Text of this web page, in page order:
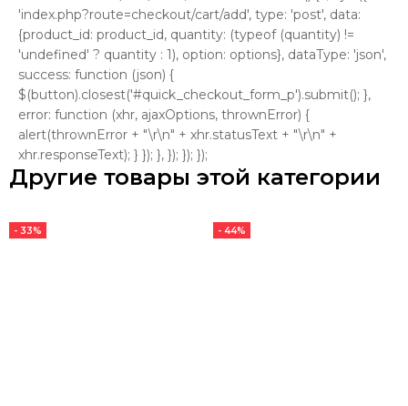
'index.php?route=checkout/cart/add', type: 'post', data:
{product_id: product_id, quantity: (typeof (quantity) !=
'undefined' ? quantity : 1), option: options}, dataType: 'json',
success: function (json) {
$(button).closest('#quick_checkout_form_p').submit(); },
error: function (xhr, ajaxOptions, thrownError) {
alert(thrownError + "\r\n" + xhr.statusText + "\r\n" +
xhr.responseText); } }); }, }); }); });
Другие товары этой категории
- 33% - 44%